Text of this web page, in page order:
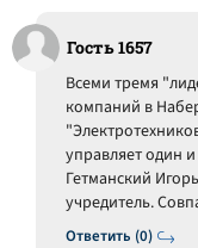
Гость 1657
Ответить (0)
Всеми тремя
компаний в
управляет один
Гетманский
учредитель.